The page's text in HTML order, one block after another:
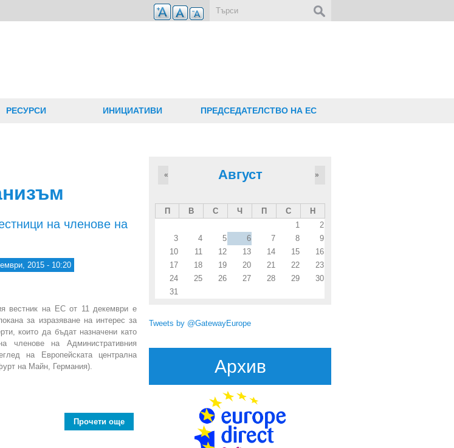
РЕСУРСИ ИНИЦИАТИВИ ПРЕДСЕДАТЕЛСТВО НА ЕС
на членове на
2015 - 10:20
вестник на ЕС от 11 декември е
за изразяване на интерес за
които да бъдат назначени като
членове на Административния
на Европейската централна
на Майн, Германия).
Прочети още
about Европейската централна банка търси заместници на членове на
Август
« »
П В С Ч П С
Н
1
2
3
4 5 6 7 8
9
10
11 12 13 14 15
16
17
18 19 20 21 22
23
24
25 26 27 28 29
30
31
Tweets by @GatewayEurope
Архив